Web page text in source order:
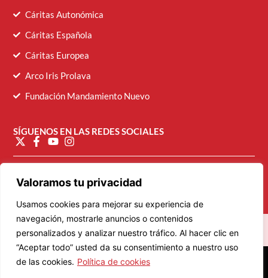
Valoramos tu privacidad
Usamos cookies para mejorar su experiencia de
navegación, mostrarle anuncios o contenidos
personalizados y analizar nuestro tráfico. Al hacer clic en
“Aceptar todo” usted da su consentimiento a nuestro uso
de las cookies. Política de cookies
Cáritas Autonómica
Cáritas Española
Cáritas Europea
Arco Iris Prolava
Fundación Mandamiento Nuevo
SÍGUENOS EN LAS REDES SOCIALES